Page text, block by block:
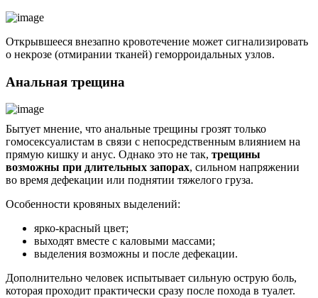
Открывшееся внезапно кровотечение может сигнализировать
о некрозе (отмирании тканей) геморроидальных узлов.
Анальная трещина
Бытует мнение, что анальные трещины грозят только
гомосексуалистам в связи с непосредственным влиянием на
прямую кишку и анус. Однако это не так, трещины
возможны при длительных запорах, сильном напряжении
во время дефекации или поднятии тяжелого груза.
Особенности кровяных выделений:
ярко-красный цвет;
выходят вместе с каловыми массами;
выделения возможны и после дефекации.
Дополнительно человек испытывает сильную острую боль,
которая проходит практически сразу после похода в туалет.